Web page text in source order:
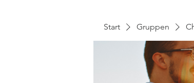
Start Gruppen